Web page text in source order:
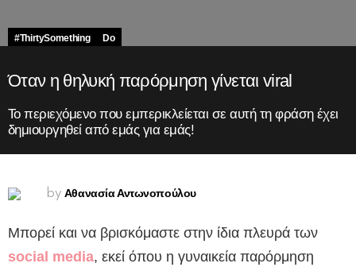
#ThirtySomething Do
Όταν η θηλυκή παρόρμηση γίνεται viral
Το περιεχόμενο που εμπερικλείεται σε αυτή τη φράση έχει
δημιουργηθεί από εμάς για εμάς!
by Αθανασία Αντωνοπούλου
Μπορεί και να βρισκόμαστε στην ίδια πλευρά των
social media, εκεί όπου η γυναικεία παρόρμηση